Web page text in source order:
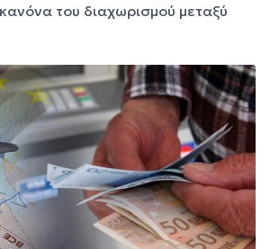
του διαχωρισμού μεταξύ